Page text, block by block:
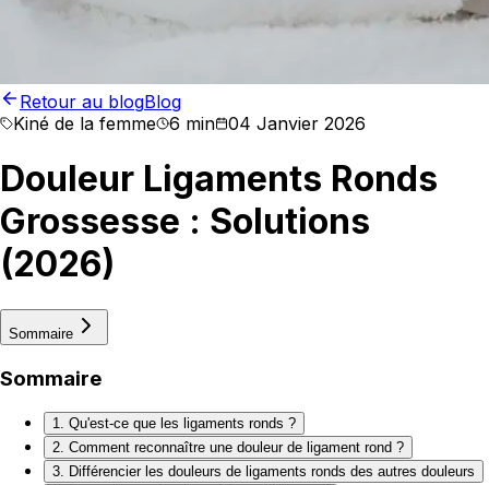
Retour au blogBlog
Kiné de la femme 6 min 04 Janvier 2026
Douleur Ligaments Ronds
Grossesse : Solutions
(2026)
Sommaire
Sommaire
1. Qu'est-ce que les ligaments ronds ?
2. Comment reconnaître une douleur de ligament rond ?
3. Différencier les douleurs de ligaments ronds des autres douleurs